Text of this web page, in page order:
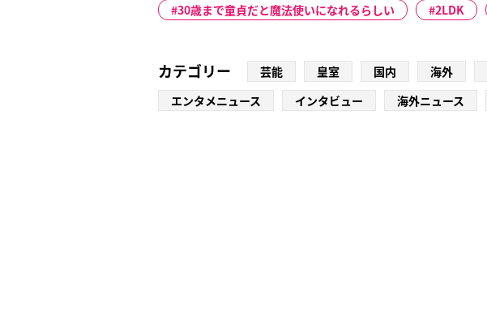
30歳まで童貞だと魔法使いになれるらしい
2LDK
カテゴリー 芸能 皇室 国内 海外
エンタメニュース
インタビュー 海外ニュース